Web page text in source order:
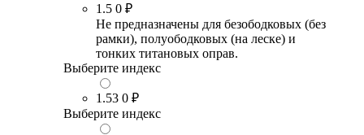
1.5 0 ₽
Не предназначены для безободковых (без
рамки), полуободковых (на леске) и
тонких титановых оправ.
Выберите индекс
1.53 0 ₽
Выберите индекс